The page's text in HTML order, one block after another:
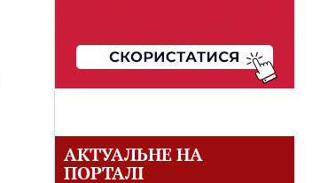
АКТУАЛЬНЕ НА
ПОРТАЛІ